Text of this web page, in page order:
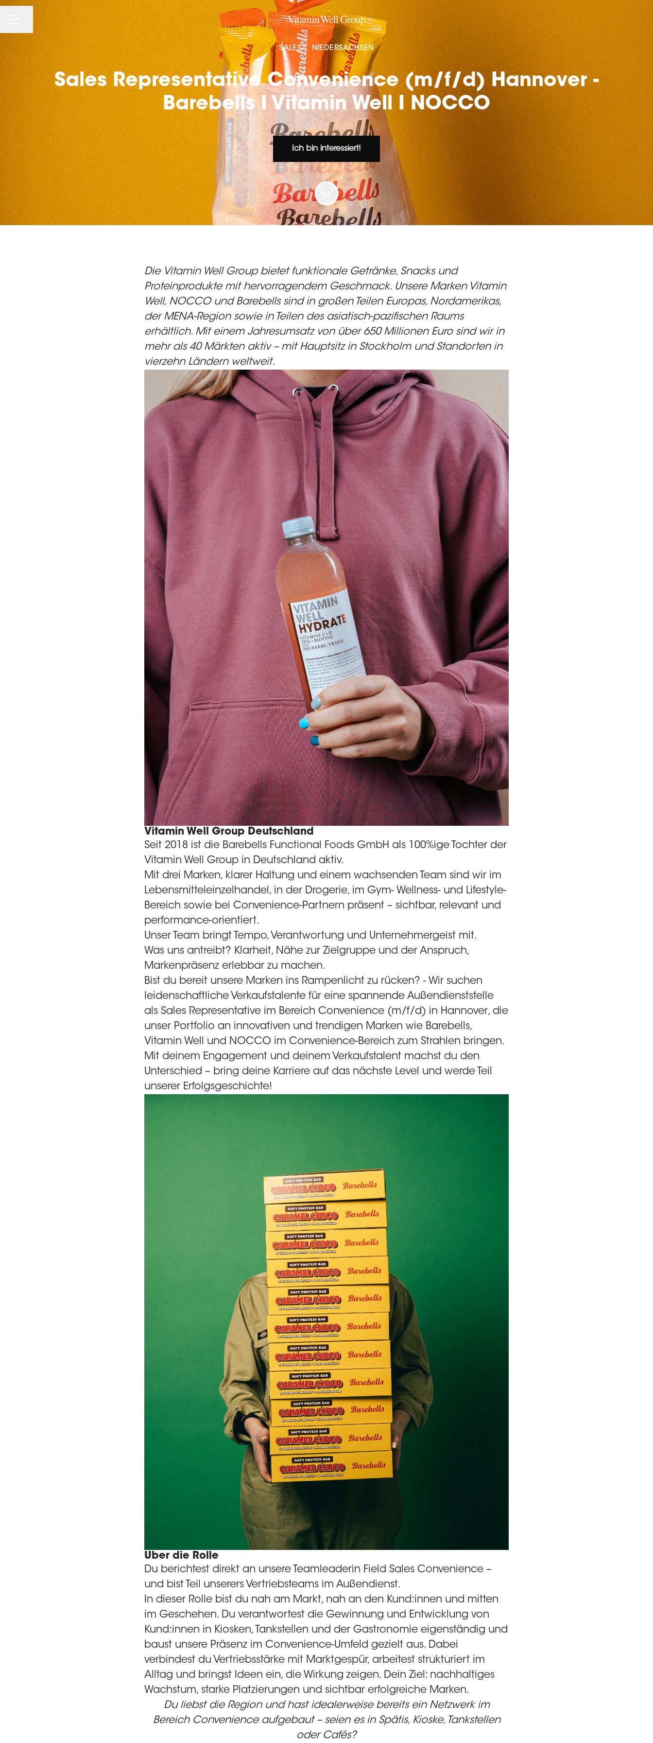
CAREER MENU
Share page
SALES · NIEDERSACHSEN
Sales Representative Convenience (m/f/d) Hannover -
Barebells I Vitamin Well I NOCCO
Ich bin interessiert!
Die Vitamin Well Groupbietet funktionale Getränke, Snacks und
Proteinprodukte mit hervorragendem Geschmack. Unsere Marken Vitamin
Well, NOCCO und Barebells sind in großen Teilen Europas, Nordamerikas,
der MENA-Region sowie in Teilen des asiatisch-pazifischen Raums
erhältlich. Mit einem Jahresumsatz von über 650 Millionen Euro sind wir in
mehr als 40 Märkten aktiv – mit Hauptsitz in Stockholm und Standorten in
vierzehn Ländern weltweit.
Vitamin Well Group Deutschland
Seit 2018 ist die Barebells Functional Foods GmbH als 100%ige Tochter der
Vitamin Well Group in Deutschland aktiv.
Mit drei Marken, klarer Haltung und einem wachsenden Team sind wir im
Lebensmitteleinzelhandel, in der Drogerie, im Gym- Wellness- und Lifestyle-
Bereich sowie bei Convenience-Partnern präsent – sichtbar, relevant und
performance-orientiert.
Unser Team bringt Tempo, Verantwortung und Unternehmergeist mit.
Was uns antreibt? Klarheit, Nähe zur Zielgruppe und der Anspruch,
Markenpräsenz erlebbar zu machen.
Bist du bereit unsere Marken ins Rampenlicht zu rücken? - Wir suchen
leidenschaftliche Verkaufstalente für eine spannende Außendienststelle
als Sales Representative im Bereich Convenience (m/f/d) in Hannover, die
unser Portfolio an innovativen und trendigen Marken wie Barebells,
Vitamin Well und NOCCO im Convenience-Bereich zum Strahlen bringen.
Mit deinem Engagement und deinem Verkaufstalent machst du den
Unterschied – bring deine Karriere auf das nächste Level und werde Teil
unserer Erfolgsgeschichte!
Über die Rolle
Du berichtest direkt an unsere Teamleaderin Field Sales Convenience –
und bist Teil unserers Vertriebsteams im Außendienst.
In dieser Rolle bist du nah am Markt, nah an den Kund:innen und mitten
im Geschehen. Du verantwortest die Gewinnung und Entwicklung von
Kund:innen in Kiosken, Tankstellen und der Gastronomie eigenständig und
baust unsere Präsenz im Convenience-Umfeld gezielt aus. Dabei
verbindest du Vertriebsstärke mit Marktgespür, arbeitest strukturiert im
Alltag und bringst Ideen ein, die Wirkung zeigen. Dein Ziel: nachhaltiges
Wachstum, starke Platzierungen und sichtbar erfolgreiche Marken.
Du liebst die Region und hast idealerweise bereits ein Netzwerk im
Bereich Convenience aufgebaut – seien es in Spätis, Kioske, Tankstellen
oder Cafés?